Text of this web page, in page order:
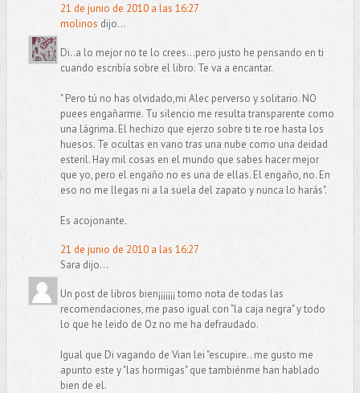
21 de junio de 2010 a las 16:27
molinos dijo...
Di..a lo mejor no te lo crees...pero justo he pensando en ti
cuando escribía sobre el libro. Te va a encantar.
" Pero tú no has olvidado,mi Alec perverso y solitario. NO
puees engañarme. Tu silencio me resulta transparente como
una lágrima. El hechizo que ejerzo sobre ti te roe hasta los
huesos. Te ocultas en vano tras una nube como una deidad
esteril. Hay mil cosas en el mundo que sabes hacer mejor
que yo, pero el engaño no es una de ellas. El engaño, no. En
eso no me llegas ni a la suela del zapato y nunca lo harás".
Es acojonante.
21 de junio de 2010 a las 16:27
Sara dijo...
Un post de libros bien¡¡¡¡¡¡¡ tomo nota de todas las
recomendaciones, me paso igual con "la caja negra" y todo
lo que he leido de Oz no me ha defraudado.
Igual que Di vagando de Vian lei "escupire.. me gusto me
apunto este y "las hormigas" que tambiénme han hablado
bien de el.